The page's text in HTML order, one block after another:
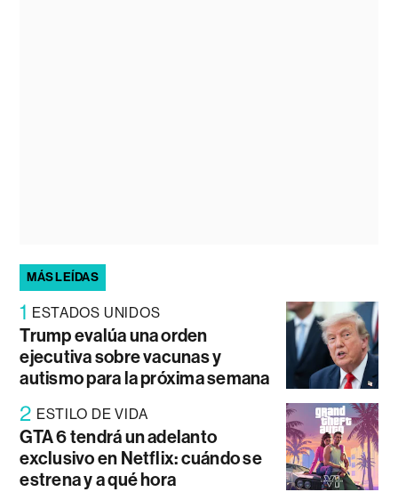
MÁS LEÍDAS
1 ESTADOS UNIDOS
Trump evalúa una orden
ejecutiva sobre vacunas y
autismo para la próxima semana
2 ESTILO DE VIDA
GTA 6 tendrá un adelanto
exclusivo en Netflix: cuándo se
estrena y a qué hora